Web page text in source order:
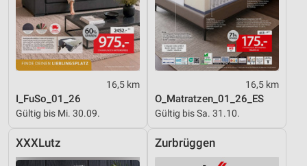
16,5 km
I_FuSo_01_26
Gültig bis Mi. 30.09.
16,5 km
O_Matratzen_01_26_ES
Gültig bis Sa. 31.10.
XXXLutz Zurbrüggen